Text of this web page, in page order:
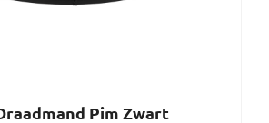
Pim Zwart